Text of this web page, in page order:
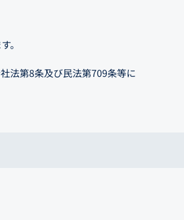
。
法第8条及び民法第709条等に